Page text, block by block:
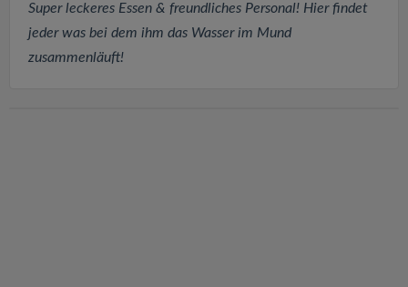
Super leckeres Essen & freundliches Personal! Hier findet
jeder was bei dem ihm das Wasser im Mund
zusammenläuft!